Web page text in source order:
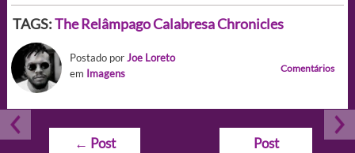
TAGS:The Relâmpago Calabresa Chronicles
Postado porJoe Loreto
em Imagens Comentários
Navegação
← Post
Post